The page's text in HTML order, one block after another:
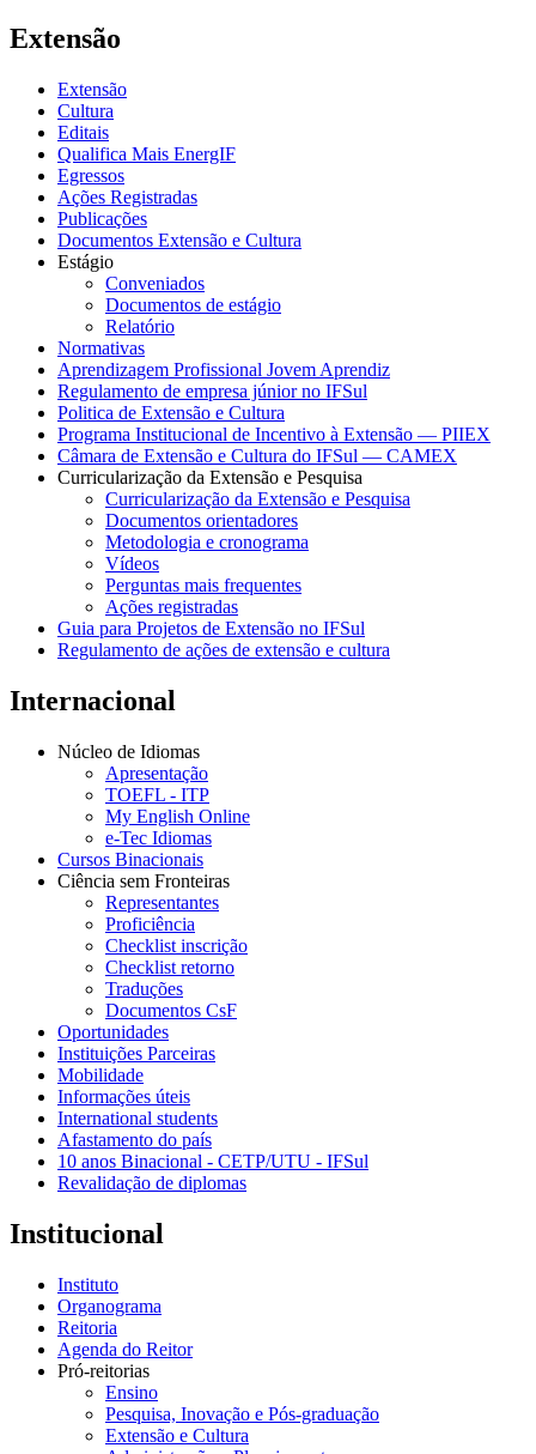
Extensão
Extensão
Cultura
Editais
Qualifica Mais EnergIF
Egressos
Ações Registradas
Publicações
Documentos Extensão e Cultura
Estágio
Conveniados
Documentos de estágio
Relatório
Normativas
Aprendizagem Profissional Jovem Aprendiz
Regulamento de empresa júnior no IFSul
Politica de Extensão e Cultura
Programa Institucional de Incentivo à Extensão — PIIEX
Câmara de Extensão e Cultura do IFSul — CAMEX
Curricularização da Extensão e Pesquisa
Curricularização da Extensão e Pesquisa
Documentos orientadores
Metodologia e cronograma
Vídeos
Perguntas mais frequentes
Ações registradas
Guia para Projetos de Extensão no IFSul
Regulamento de ações de extensão e cultura
Internacional
Núcleo de Idiomas
Apresentação
TOEFL - ITP
My English Online
e-Tec Idiomas
Cursos Binacionais
Ciência sem Fronteiras
Representantes
Proficiência
Checklist inscrição
Checklist retorno
Traduções
Documentos CsF
Oportunidades
Instituições Parceiras
Mobilidade
Informações úteis
International students
Afastamento do país
10 anos Binacional - CETP/UTU - IFSul
Revalidação de diplomas
Institucional
Instituto
Organograma
Reitoria
Agenda do Reitor
Pró-reitorias
Ensino
Pesquisa, Inovação e Pós-graduação
Extensão e Cultura